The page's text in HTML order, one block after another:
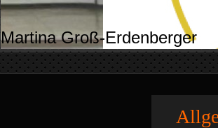
Martina Groß-